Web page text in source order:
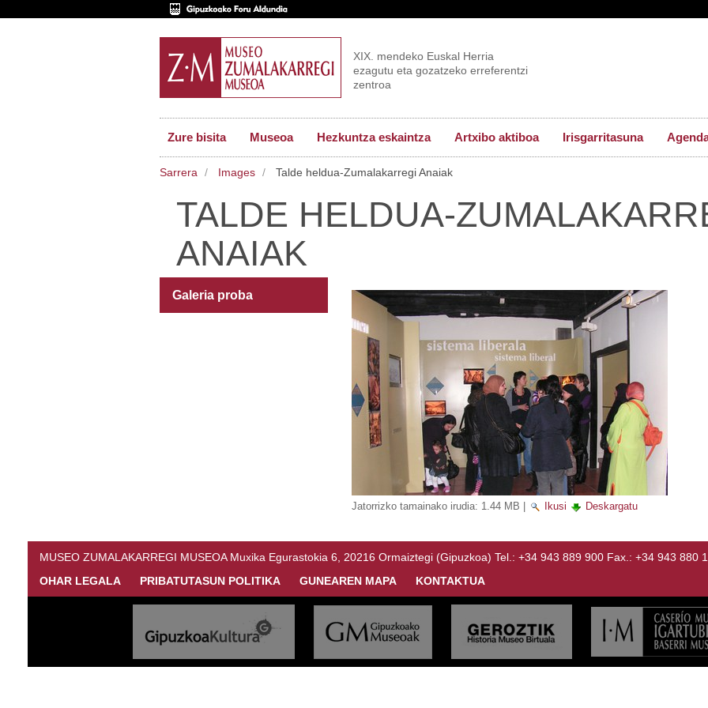
XIX. mendeko Euskal Herria
ezagutu eta gozatzeko erreferentzi
zentroa
Zure bisita Museoa Hezkuntza eskaintza Artxibo aktiboa Irisgarritasuna
Sarrera Images Talde heldua-Zumalakarregi Anaiak
TALDE HELDUA-
ANAIAK
Jatorrizko tamainako irudia: 1.44 MB Ikusi Deskargatu
Galeria proba
MUSEO ZUMALAKARREGI MUSEOA Muxika Egurastokia 6, 20216 Ormaiztegi (Gipuzkoa) Tel.: +34 943 889 900 Fax.: +34 943 880
OHAR LEGALA
PRIBATUTASUN POLITIKA GUNEAREN MAPA KONTAKTUA